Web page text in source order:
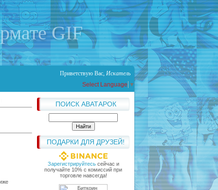
GIF
Приветствую Вас, Искатель
Select Language ▼
ПОИСК АВАТАРОК
ПОДАРКИ ДЛЯ ДРУЗЕЙ!
Зарегистрируйтесьсейчас и
получайте 10% с комиссий при
торговле навсегда!